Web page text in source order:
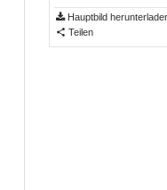
Hauptbild
Teilen